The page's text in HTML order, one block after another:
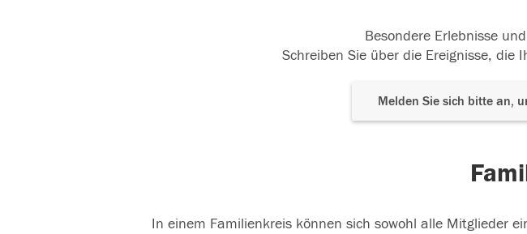
Besondere Erlebnisse
Schreiben Sie über die Ereignisse, die
Melden Sie sich bitte an,
In einem Familienkreis können sich sowohl alle Mitglieder